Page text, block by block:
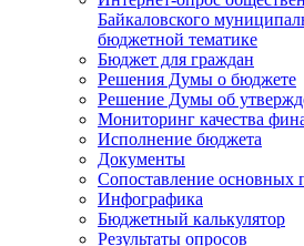
Байкаловского
бюджетной тематике
Бюджет для граждан
Решения Думы о бюджете
Решение Думы об
Мониторинг качества
Исполнение бюджета
Документы
Сопоставление основных
Инфографика
Бюджетный калькулятор
Результаты опросов